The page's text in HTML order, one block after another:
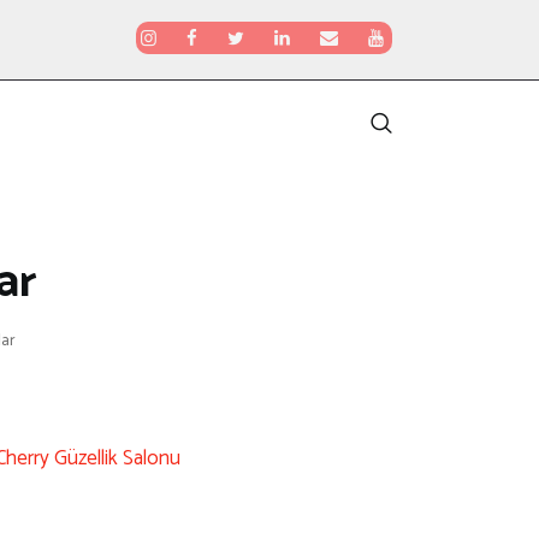
Güzellik Salonu